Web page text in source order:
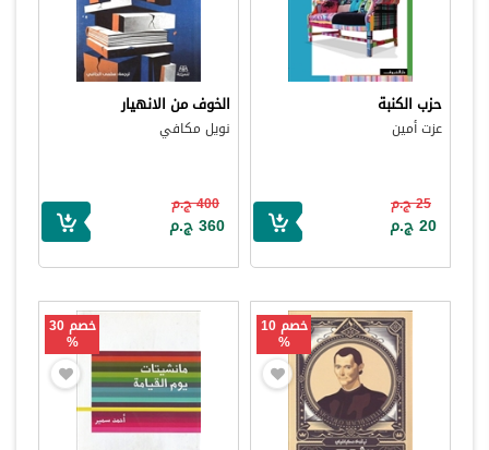
حزب الكنبة
عزت أمين
25 ج.م
20 ج.م
الخوف من الانهيار
نويل مكافي
400 ج.م
360 ج.م
خصم 10
%
خصم 30
%